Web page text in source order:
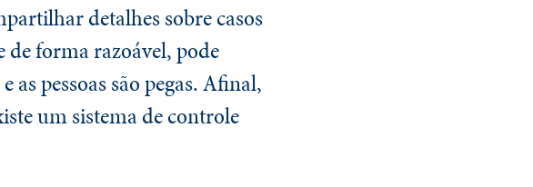
detalhes sobre casos
de forma razoável, pode
as pessoas são pegas. Afinal,
um sistema de controle